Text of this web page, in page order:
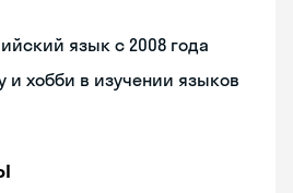
язык с 2008 года
и хобби в изучении языков